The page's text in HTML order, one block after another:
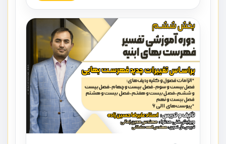
پیمان به همراه تجربیات عملی در این خصوص ارائه شده است.